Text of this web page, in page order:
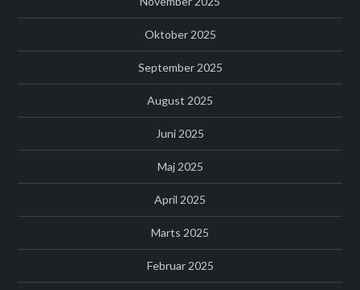
Oktober 2025
September 2025
August 2025
Juni 2025
Maj 2025
April 2025
Marts 2025
Februar 2025